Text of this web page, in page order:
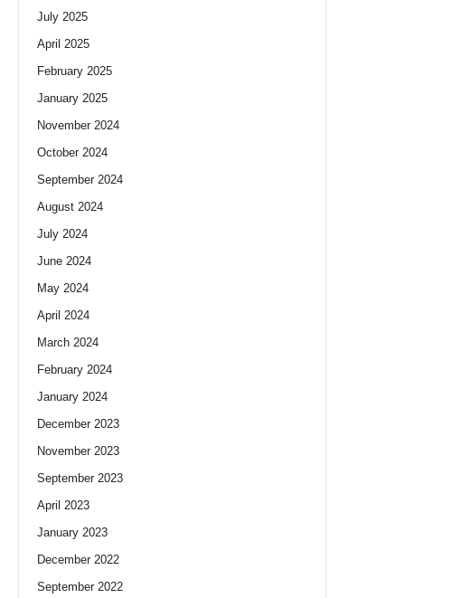
July 2025
April 2025
February 2025
January 2025
November 2024
October 2024
September 2024
August 2024
July 2024
June 2024
May 2024
April 2024
March 2024
February 2024
January 2024
December 2023
November 2023
September 2023
April 2023
January 2023
December 2022
September 2022